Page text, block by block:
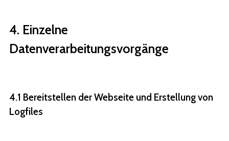
4. Einzelne
Datenverarbeitungsvorgänge
4.1 Bereitstellen der Webseite und Erstellung von
Logfiles